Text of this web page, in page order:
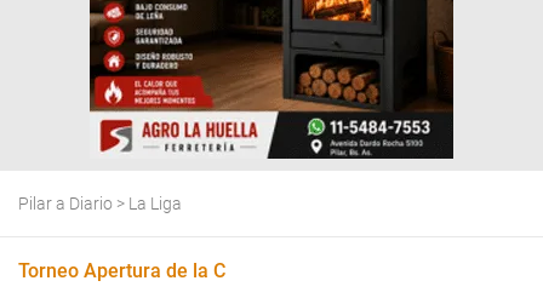
Pilar a Diario > La Liga
Torneo Apertura de la C